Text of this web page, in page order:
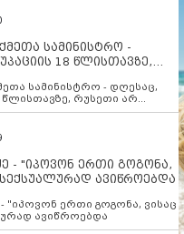
სამინისტრო -
18 წლისთავზე,
სამინისტრო - დღესაც,
წლისთავზე, რუსეთი არ
შუამავლობით
მეტიც, რუსეთი
აგრძელებს მათი
პროცესს და აქტიურად
მათი ფაქტობრივი
- "იპოვონ ერთი გოგონა,
სექსუალურად ავიწროებდა
- "იპოვონ ერთი გოგონა, ვისაც
ავიწროებდა